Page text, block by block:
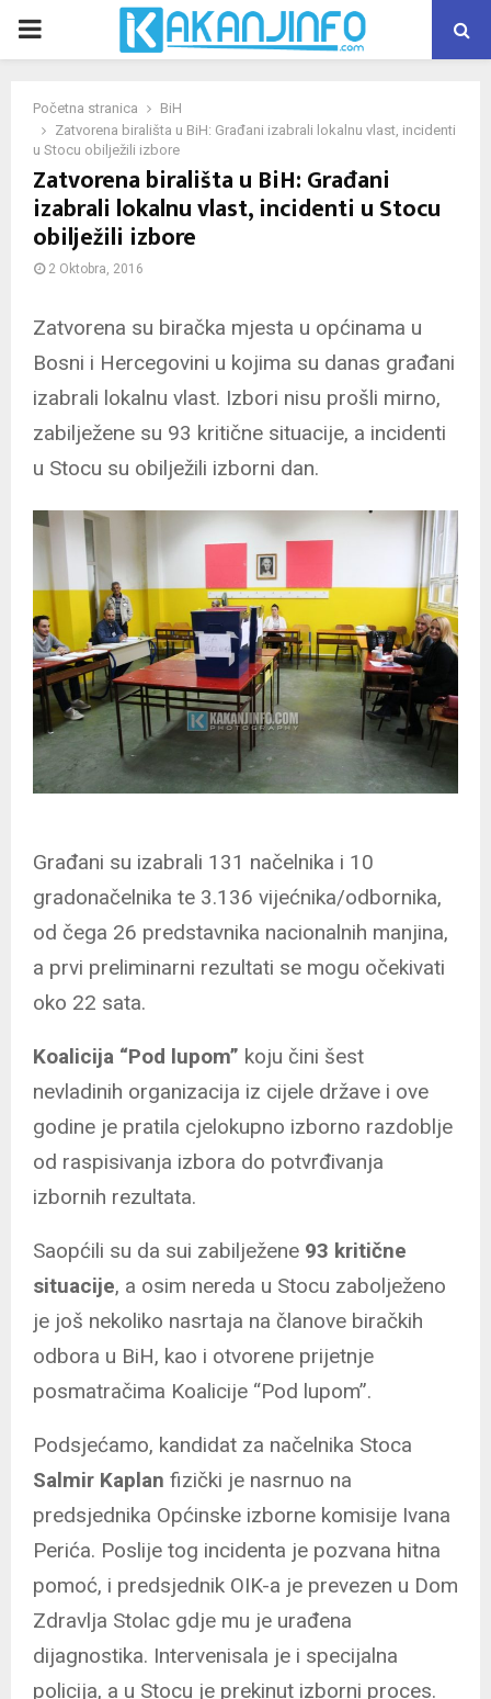
PRIMARY
Početna stranica
BiH
Zatvorena birališta u BiH: Građani izabrali lokalnu vlast, incidenti
u Stocu obilježili izbore
Zatvorena birališta u BiH: Građani
izabrali lokalnu vlast, incidenti u Stocu
obilježili izbore
2 Oktobra, 2016
Zatvorena su biračka mjesta u općinama u
Bosni i Hercegovini u kojima su danas građani
izabrali lokalnu vlast. Izbori nisu prošli mirno,
zabilježene su 93 kritične situacije, a incidenti
u Stocu su obilježili izborni dan.
Građani su izabrali 131 načelnika i 10
gradonačelnika te 3.136 vijećnika/odbornika,
od čega 26 predstavnika nacionalnih manjina,
a prvi preliminarni rezultati se mogu očekivati
oko 22 sata.
Koalicija “Pod lupom” koju čini šest
nevladinih organizacija iz cijele države i ove
godine je pratila cjelokupno izborno razdoblje
od raspisivanja izbora do potvrđivanja
izbornih rezultata.
Saopćili su da sui zabilježene 93 kritične
situacije, a osim nereda u Stocu zabolježeno
je još nekoliko nasrtaja na članove biračkih
odbora u BiH, kao i otvorene prijetnje
posmatračima Koalicije “Pod lupom”.
Podsjećamo, kandidat za načelnika Stoca
Salmir Kaplan fizički je nasrnuo na
predsjednika Općinske izborne komisije Ivana
Perića. Poslije tog incidenta je pozvana hitna
pomoć, i predsjednik OIK-a je prevezen u Dom
Zdravlja Stolac gdje mu je urađena
dijagnostika. Intervenisala je i specijalna
policija, a u Stocu je prekinut izborni proces.